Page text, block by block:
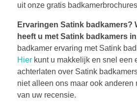
uit onze gratis
Ervaringen Satink badkamers?
heeft u met Satink badkamers
badkamer ervaring met Satink
Hier kunt u makkelijk en snel een
achterlaten over Satink
niet alleen ons maar ook anderen
van uw recensie.